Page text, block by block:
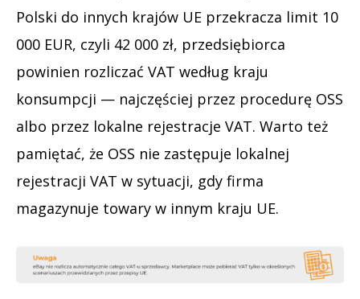
Polski do innych krajów UE przekracza limit 10
000 EUR, czyli 42 000 zł, przedsiębiorca
powinien rozliczać VAT według kraju
konsumpcji — najczęściej przez procedurę OSS
albo przez lokalne rejestracje VAT. Warto też
pamiętać, że OSS nie zastępuje lokalnej
rejestracji VAT w sytuacji, gdy firma
magazynuje towary w innym kraju UE.